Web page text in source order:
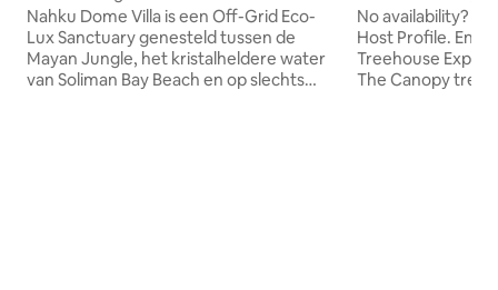
Nahku Dome Villa is een Off-Grid Eco-
Lux Sanctuary genesteld tussen de
Mayan Jungle, het kristalheldere water
van Soliman Bay Beach en op slechts
minuten lopen
No availability?
Host Profile.
Treehouse
The Canopy